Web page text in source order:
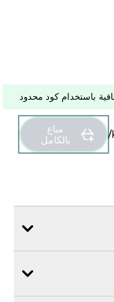
مباع
بالكامل